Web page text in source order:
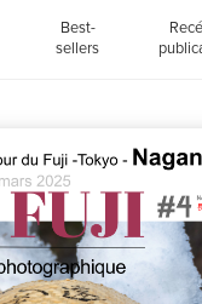
Best-
sellers